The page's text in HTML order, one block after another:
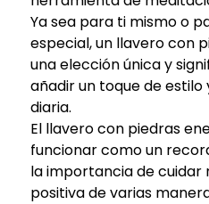
Ya sea para ti mismo o
especial, un llavero con
una elección única y
añadir un toque de estilo
diaria.
El llavero con piedras
funcionar como un
la importancia de cuidar
positiva de varias